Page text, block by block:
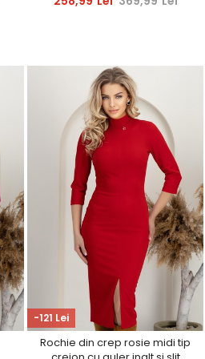
-121 Lei
Rochie din crep rosie midi tip